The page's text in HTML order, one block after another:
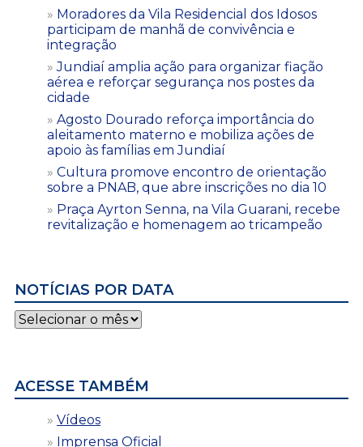
Moradores da Vila Residencial dos Idosos
participam de manhã de convivência e
integração
Jundiaí amplia ação para organizar fiação
aérea e reforçar segurança nos postes da
cidade
Agosto Dourado reforça importância do
aleitamento materno e mobiliza ações de
apoio às famílias em Jundiaí
Cultura promove encontro de orientação
sobre a PNAB, que abre inscrições no dia 10
Praça Ayrton Senna, na Vila Guarani, recebe
revitalização e homenagem ao tricampeão
NOTÍCIAS POR DATA
Notícias
por
ACESSE TAMBÉM
Vídeos
Imprensa Oficial